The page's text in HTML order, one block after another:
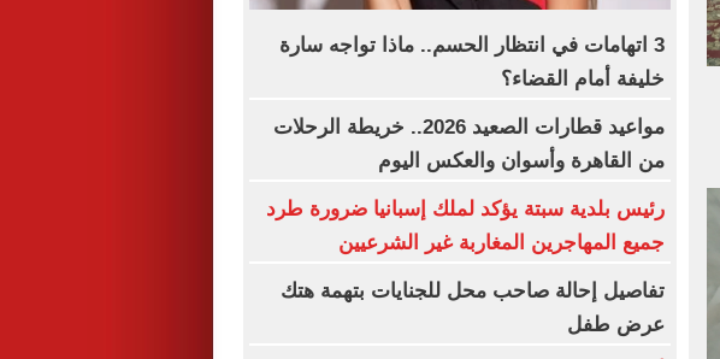
3 اتهامات في انتظار الحسم.. ماذا تواجه سارة
خليفة أمام القضاء؟
مواعيد قطارات الصعيد 2026.. خريطة الرحلات
من القاهرة وأسوان والعكس اليوم
رئيس بلدية سبتة يؤكد لملك إسبانيا ضرورة طرد
جميع المهاجرين المغاربة غير الشرعيين
تفاصيل إحالة صاحب محل للجنايات بتهمة هتك
عرض طفل